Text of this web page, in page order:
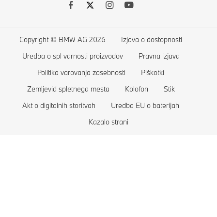
Seznam želja
Trgovina
Aktualne ponudbe BMW
Primerjaj vozila
Trgovina BMW Lifestyle
BMW serije 2
BMW serije 1
BMW serije M
Limuzine BMW
Konceptna vozila BMW
Copyright © BMW AG 2026
Izjava o dostopnosti
Uredba o spl varnosti proizvodov
Pravna izjava
Politika varovanja zasebnosti
Piškotki
Zemljevid spletnega mesta
Kolofon
Stik
Akt o digitalnih storitvah
Uredba EU o baterijah
Kazalo strani